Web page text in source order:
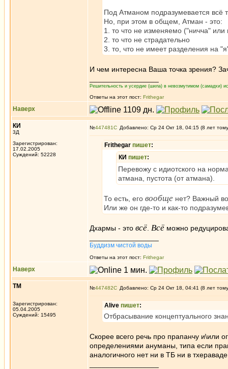
Под Атманом подразумевается всё
Но, при этом в общем, Атман - это:
1. то что не изменяемо ("ничча" или
2. то что не страдательно
3. то, что не имеет разделения на
И чем интересна Ваша точка зрения?
Решительность и усердие (шила) в невозмутимом (самадхи)
Ответы на этот пост: Frithegar
Наверх
КИ
3Д
Зарегистрирован:
17.02.2005
Суждений: 52228
№447481 Добавлено: Ср 24 Окт 18, 04:15 (8 лет
Frithegar пишет:
КИ пишет:
Перевожу с идиотского на
атмана, пустота (от атмана).
То есть, его вообще нет? Важный
Или же он где-то и как-то
Дхармы - это всё Всё можно
Буддизм чистой воды
Ответы на этот пост: Frithegar
Наверх
ТМ
Зарегистрирован:
05.04.2005
Суждений: 15495
№447482 Добавлено: Ср 24 Окт 18, 04:41 (8 лет
Alive пишет:
Отбрасывание концептуального
Скорее всего речь про прапанчу и\или
определениями ануманы, типа если
аналогичного нет ни в ТБ ни в